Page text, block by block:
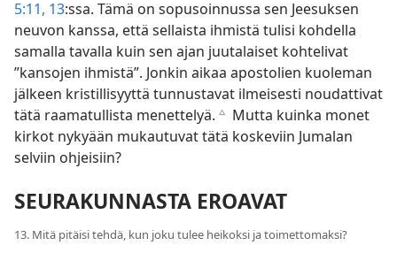
5:11, 13:ssa. Tämä on sopusoinnussa sen Jeesuksen
neuvon kanssa, että sellaista ihmistä tulisi kohdella
samalla tavalla kuin sen ajan juutalaiset kohtelivat
”kansojen ihmistä”. Jonkin aikaa apostolien kuoleman
jälkeen kristillisyyttä tunnustavat ilmeisesti noudattivat
tätä raamatullista menettelyä. c Mutta kuinka monet
kirkot nykyään mukautuvat tätä koskeviin Jumalan
selviin ohjeisiin?
SEURAKUNNASTA EROAVAT
13. Mitä pitäisi tehdä, kun joku tulee heikoksi ja toimettomaksi?